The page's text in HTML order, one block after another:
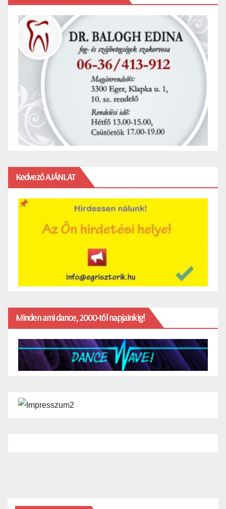
Kedvező AJÁNLAT
Minden ami dance, 2000-től napjainkig!